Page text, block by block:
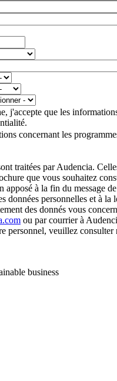
j'accepte que les
concernant les
traitées par Audencia.
que vous souhaitez
à la fin du message
données personnelles et à
des donnés vous
ou par courrier à
personnel, veuillez consulter
business